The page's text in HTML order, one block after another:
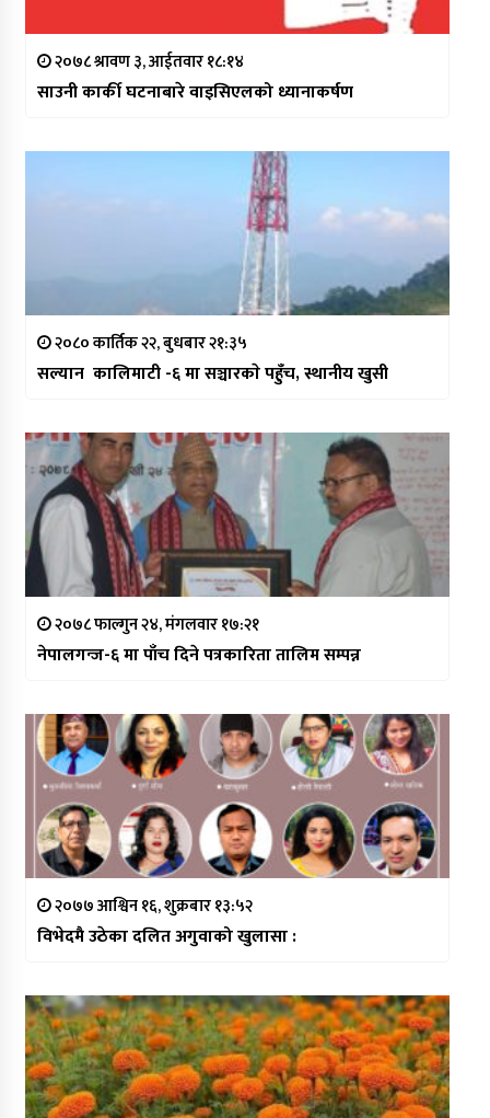
२०७८ श्रावण ३, आईतवार १८:१४
साउनी कार्की घटनाबारे वाइसिएलको ध्यानाकर्षण
२०८० कार्तिक २२, बुधबार २१:३५
सल्यान कालिमाटी -६ मा सञ्चारकाे पहुँच, स्थानीय खुसी
२०७८ फाल्गुन २४, मंगलवार १७:२१
नेपालगन्ज-६ मा पाँच दिने पत्रकारिता तालिम सम्पन्न
२०७७ आश्विन १६, शुक्रबार १३:५२
विभेदमै उठेका दलित अगुवाको खुलासा :